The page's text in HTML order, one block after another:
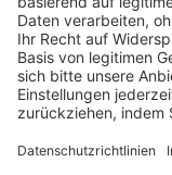
Trainerbörse
Login SpielPlus
FOLGE DEM